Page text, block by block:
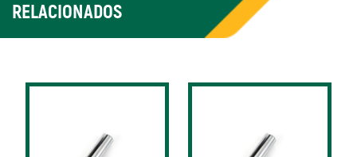
RELACIONADOS